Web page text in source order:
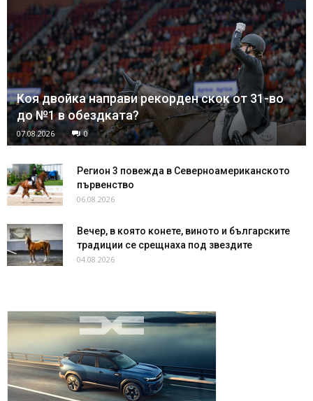
Коя двойка направи рекорден скок от 31-во
до №1 в обездката?
07.08.2026 0
Регион 3 повежда в Северноамериканското
първенство
06.08.2026
Вечер, в която конете, виното и българските
традиции се срещнаха под звездите
04.08.2026